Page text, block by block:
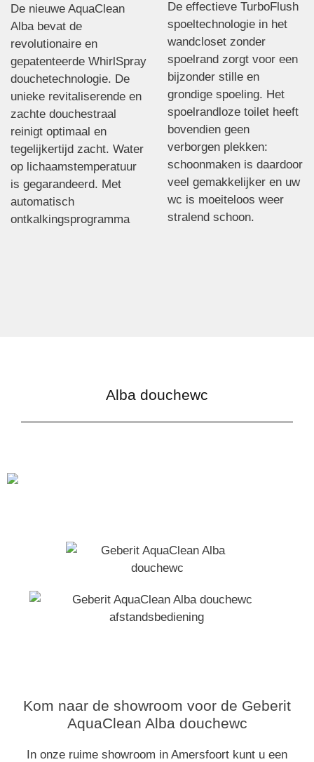
De nieuwe AquaClean
Alba bevat de
revolutionaire en
gepatenteerde WhirlSpray
douchetechnologie. De
unieke revitaliserende en
zachte douchestraal
reinigt optimaal en
tegelijkertijd zacht. Water
op lichaamstemperatuur
is gegarandeerd. Met
automatisch
ontkalkingsprogramma
De effectieve TurboFlush
spoeltechnologie in het
wandcloset zonder
spoelrand zorgt voor een
bijzonder stille en
grondige spoeling. Het
spoelrandloze toilet heeft
bovendien geen
verborgen plekken:
schoonmaken is daardoor
veel gemakkelijker en uw
wc is moeiteloos weer
stralend schoon.
Alba douchewc
Kom naar de showroom voor de Geberit
AquaClean Alba douchewc
In onze ruime showroom in Amersfoort kunt u een